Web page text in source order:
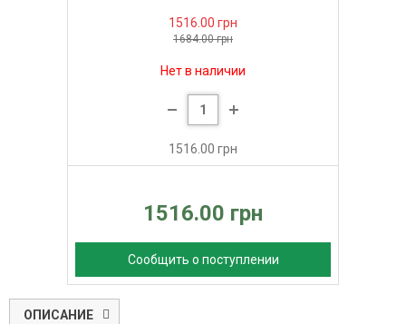
1516.00 грн
1684.00 грн
Нет в наличии
1516.00 грн
1516.00 грн
Сообщить о поступлении
ОПИСАНИЕ